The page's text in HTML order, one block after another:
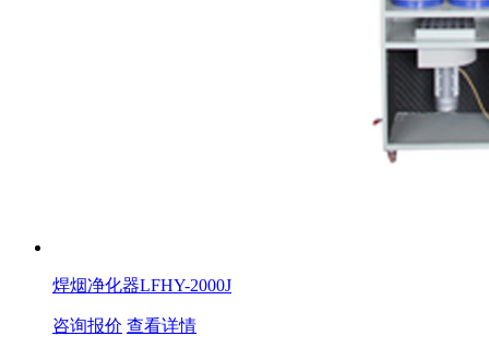
焊烟净化器LFHY-2000J
咨询报价 查看详情